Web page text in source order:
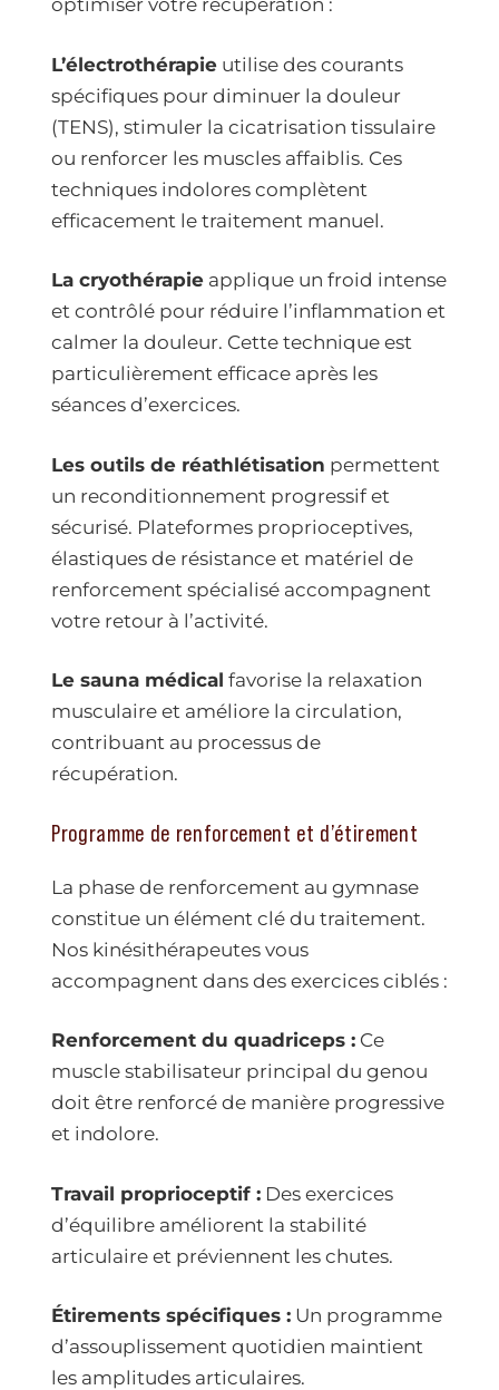
optimiser votre récupération :
L’électrothérapie utilise des courants
spécifiques pour diminuer la douleur
(TENS), stimuler la cicatrisation tissulaire
ou renforcer les muscles affaiblis. Ces
techniques indolores complètent
efficacement le traitement manuel.
La cryothérapie applique un froid intense
et contrôlé pour réduire l’inflammation et
calmer la douleur. Cette technique est
particulièrement efficace après les
séances d’exercices.
Les outils de réathlétisation permettent
un reconditionnement progressif et
sécurisé. Plateformes proprioceptives,
élastiques de résistance et matériel de
renforcement spécialisé accompagnent
votre retour à l’activité.
Le sauna médical favorise la relaxation
musculaire et améliore la circulation,
contribuant au processus de
récupération.
Programme de renforcement et d’étirement
La phase de renforcement au gymnase
constitue un élément clé du traitement.
Nos kinésithérapeutes vous
accompagnent dans des exercices ciblés :
Renforcement du quadriceps : Ce
muscle stabilisateur principal du genou
doit être renforcé de manière progressive
et indolore.
Travail proprioceptif : Des exercices
d’équilibre améliorent la stabilité
articulaire et préviennent les chutes.
Étirements spécifiques : Un programme
d’assouplissement quotidien maintient
les amplitudes articulaires.